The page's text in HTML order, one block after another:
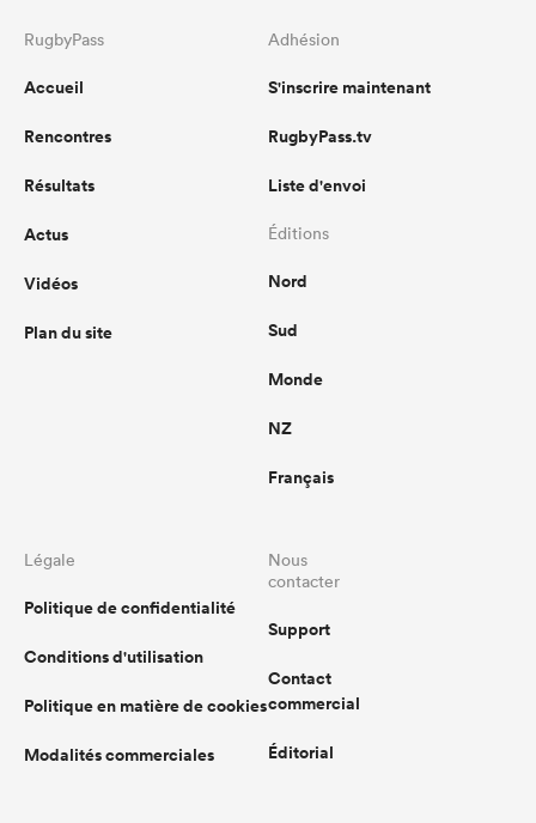
RugbyPass
Accueil
Rencontres
Résultats
Actus
Vidéos
Plan du site
Adhésion
S'inscrire maintenant
RugbyPass.tv
Liste d'envoi
Éditions
Nord
Sud
Monde
NZ
Français
Légale
Politique de confidentialité
Conditions d'utilisation
Politique en matière de cookies
Modalités commerciales
Nous
contacter
Support
Contact
commercial
Éditorial